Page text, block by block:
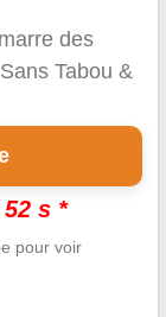
des
Tabou &
s *
pour voir